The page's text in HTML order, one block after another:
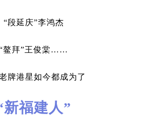
“段延庆”李鸿杰
鳌拜”王俊棠……
牌港星如今都成为了
新福建人”